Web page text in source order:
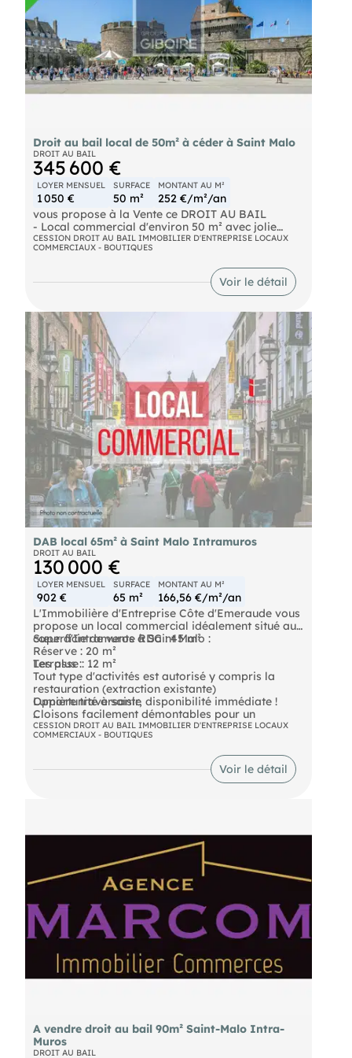
Droit au bail local de 50m² à céder à Saint Malo
DROIT AU BAIL
345 600 €
LOYER MENSUEL
1 050 €
SURFACE
50 m²
MONTANT AU M²
252 €/m²/an
vous propose à la Vente ce DROIT AU BAIL
- Local commercial d'environ 50 m² avec jolie
vitrine situé au coeur du quartier commerçant de
SAINT MALO intramuros. Environnement
commercial qualitatif et dynamique
CESSION DROIT AU BAIL IMMOBILIER D'ENTREPRISE LOCAUX
COMMERCIAUX - BOUTIQUES
Voir le détail
DAB local 65m² à Saint Malo Intramuros
DROIT AU BAIL
130 000 €
LOYER MENSUEL
902 €
SURFACE
65 m²
MONTANT AU M²
166,56 €/m²/an
L'Immobilière d'Entreprise Côte d'Emeraude vous
propose un local commercial idéalement situé au
cœur d'Intramuros à Saint Malo :
Superficie de vente RDC : 45 m²
Réserve : 20 m²
Terrasse : 12 m²
Les plus :
Tout type d'activités est autorisé y compris la
restauration (extraction existante)
Lumière traversante
Cloisons facilement démontables pour un
aménagement personnalisé
Belle vitrine à l'avant du magasin
Opportunité à saisir, disponibilité immédiate !
DPE En cours
CESSION DROIT AU BAIL IMMOBILIER D'ENTREPRISE LOCAUX
COMMERCIAUX - BOUTIQUES
Voir le détail
A vendre droit au bail 90m² Saint-Malo Intra-
Muros
DROIT AU BAIL